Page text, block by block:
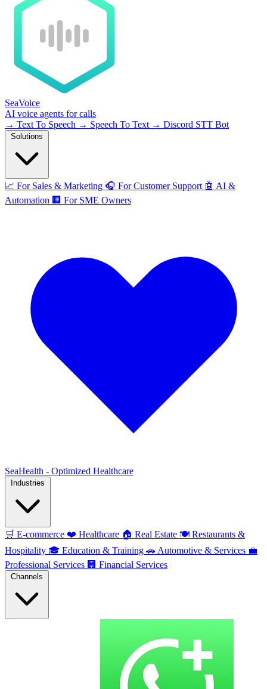
SeaVoice
AI voice agents for calls
→ Text To Speech → Speech To Text → Discord STT Bot
📈 For Sales & Marketing 🎧 For Customer Support 🤖 AI &
Automation 🏢 For SME Owners
SeaHealth - Optimized Healthcare
🛒 E-commerce ❤️ Healthcare 🏠 Real Estate 🍽️ Restaurants &
Hospitality 🎓 Education & Training 🚗 Automotive & Services 💼
Professional Services 🏢 Financial Services